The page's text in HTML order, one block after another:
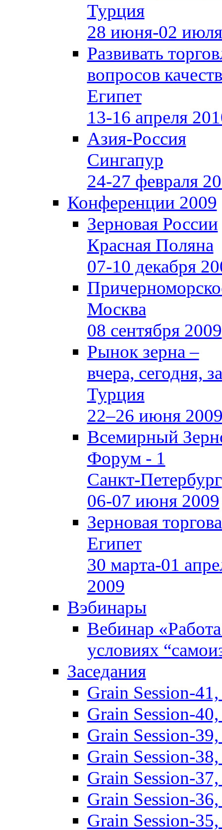
Турция
28 июня-02
Развивать
вопросов
Египет
13-16 апреля
Азия-Россия
Сингапур
24-27 февраля
Конференции 2009
Зерновая России
Красная Поляна
07-10 декабря
Москва
08 сентября 2009
Рынок зерна –
вчера, сегодня,
Турция
22–26 июня
Всемирный
Форум - 1
Санкт-Петербург
06-07 июня 2009
Зерновая
Египет
30 марта-01
2009
Вэбинары
Вебинар
условиях
Заседания
Grain Session-
Grain Session-
Grain Session-
Grain Session-
Grain Session-
Grain Session-
Grain Session-